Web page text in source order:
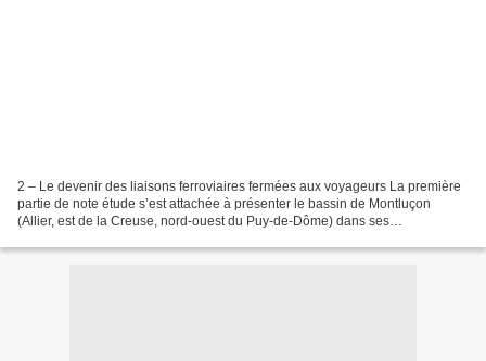
2 – Le devenir des liaisons ferroviaires fermées aux voyageurs La première
partie de note étude s’est attachée à présenter le bassin de Montluçon
(Allier, est de la Creuse, nord-ouest du Puy-de-Dôme) dans ses